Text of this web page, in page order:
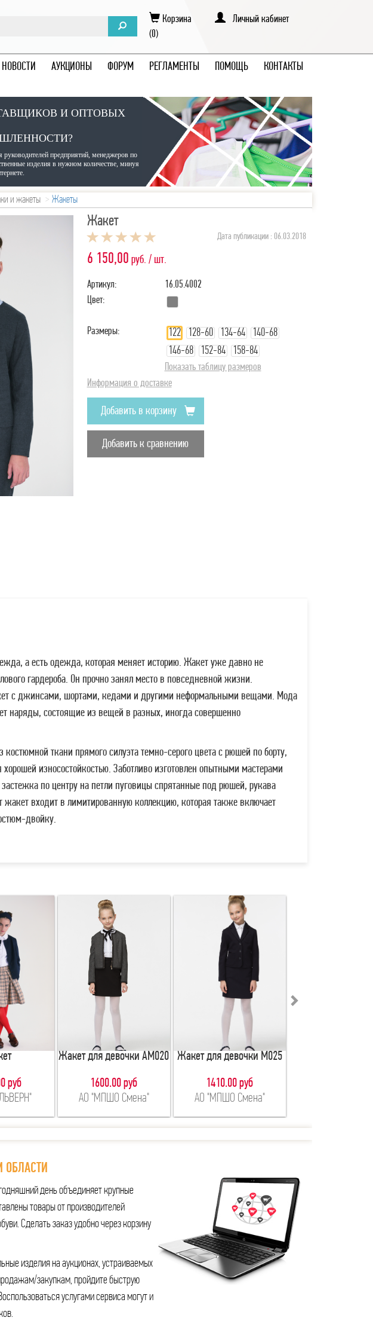
Корзина
(0)
Личный кабинет
НОВОСТИ АУКЦИОНЫ ФОРУМ РЕГЛАМЕНТЫ ПОМОЩЬ КОНТАКТЫ
И ОПТОВЫХ
предприятий, менеджеров по
изделия в нужном количестве, минуя
и жакеты Жакеты
Жакет
Дата публикации : 06.03.2018
6 150,00 руб. / шт.
Артикул:
16.05.4002
Цвет:
Размеры: 122 128-60 134-64
140-68
146-68
152-84 158-84
Показать таблицу размеров
Информация о доставке
Добавить в корзину
Добавить к сравнению
а есть одежда, которая меняет историю. Жакет уже давно не
гардероба. Он прочно занял место в повседневной жизни.
с джинсами, шортами, кедами и другими неформальными вещами. Мода
наряды, состоящие из вещей в разных, иногда совершенно
ткани прямого силуэта темно-серого цвета с рюшей по борту,
износостойкостью. Заботливо изготовлен опытными мастерами
по центру на петли пуговицы спрятанные под рюшей, рукава
жакет входит в лимитированную коллекцию, которая также включает
двойку.
руб
Жакет для девочки АМ020
1600.00 руб
АО "МПШО Смена"
Жакет для девочки М025
1410.00 руб
АО "МПШО Смена"
ОБЛАСТИ
день объединяет крупные
товары от производителей
Сделать заказ удобно через корзину
изделия на аукционах, устраиваемых
закупкам, пройдите быструю
услугами сервиса могут и